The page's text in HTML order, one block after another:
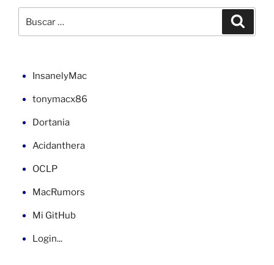
discos
por:
InsanelyMac
tonymacx86
Dortania
Acidanthera
OCLP
MacRumors
Mi GitHub
Login...